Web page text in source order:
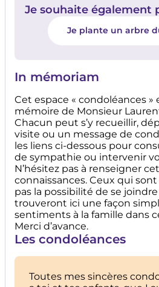
Je souhaite également
Je plante un arbre
In mémoriam
Cet espace « condoléances »
mémoire de Monsieur
Chacun peut s’y recueillir,
visite ou un message de
les liens ci-dessous pour
de sympathie ou intervenir
N’hésitez pas à renseigner
connaissances. Ceux qui
pas la possibilité de se
trouveront ici une façon
sentiments à la famille dans
Merci d’avance.
Les condoléances
Toutes mes sincères